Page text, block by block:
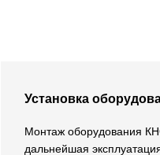
Установка
Монтаж оборудования
дальнейшая